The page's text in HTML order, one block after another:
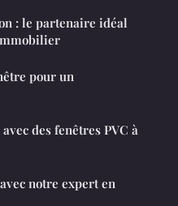
: le partenaire idéal
pour un
des fenêtres PVC à
notre expert en